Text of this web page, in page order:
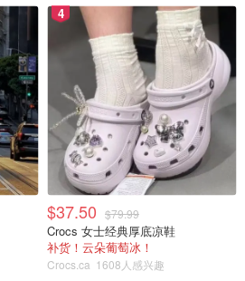
4
$37.50 $79.99
Crocs 女士经典厚底凉鞋
补货！云朵葡萄冰！
Crocs.ca 1608人感兴趣